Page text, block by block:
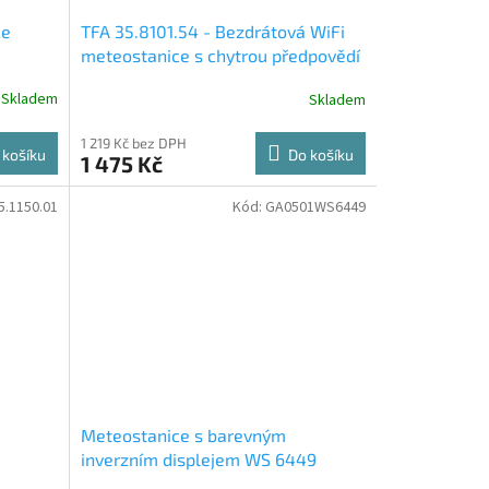
Skladem
TFA 35.8101.54 - Bezdrátová WiFi
meteostanice s chytrou předpovědí
Skladem
1 219 Kč bez DPH
1 475 Kč Do košíku
Meteostanice s barevným
inverzním displejem WS 6449
Kód: GA0501WS6449